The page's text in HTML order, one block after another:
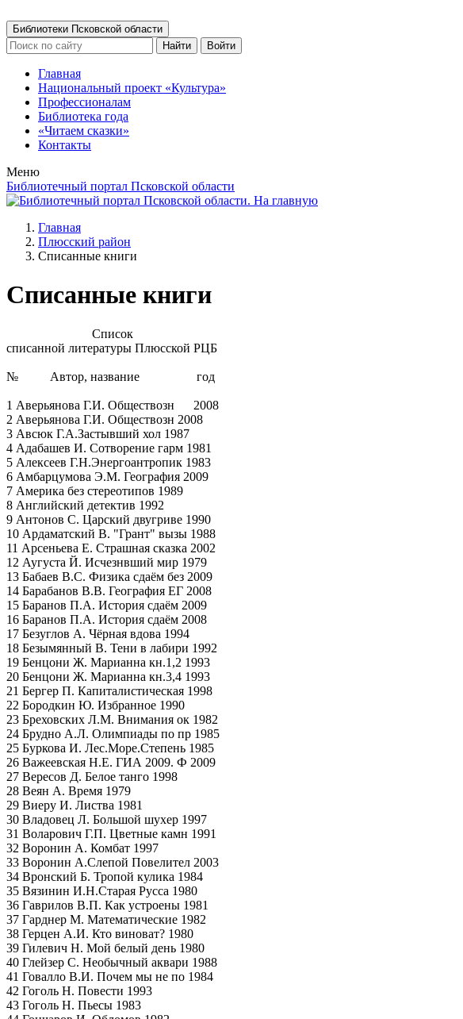
Библиотеки Псковской области
Найти
Войти
Главная
Национальный проект «Культура»
Профессионалам
Библиотека года
«Читаем сказки»
Контакты
Меню
Библиотечный портал Псковской области
Главная
Плюсский район
Списанные книги
Списанные книги
Список
списанной литературы Плюсской РЦБ
№ Автор, название год
1 Аверьянова Г.И. Обществозн 2008
2 Аверьянова Г.И. Обществозн 2008
3 Авсюк Г.А.Застывший хол 1987
4 Адабашев И. Сотворение гарм 1981
5 Алексеев Г.Н.Энергоантропик 1983
6 Амбарцумова Э.М. География 2009
7 Америка без стереотипов 1989
8 Английский детектив 1992
9 Антонов С. Царский двугриве 1990
10 Ардаматский В. "Грант" вызы 1988
11 Арсеньева Е. Страшная сказка 2002
12 Аугуста Й. Исчезнвший мир 1979
13 Бабаев В.С. Физика сдаём без 2009
14 Барабанов В.В. География ЕГ 2008
15 Баранов П.А. История сдаём 2009
16 Баранов П.А. История сдаём 2008
17 Безуглов А. Чёрная вдова 1994
18 Безымянный В. Тени в лабири 1992
19 Бенцони Ж. Марианна кн.1,2 1993
20 Бенцони Ж. Марианна кн.3,4 1993
21 Бергер П. Капиталистическая 1998
22 Бородкин Ю. Избранное 1990
23 Бреховских Л.М. Внимания ок 1982
24 Брудно А.Л. Олимпиады по пр 1985
25 Буркова И. Лес.Море.Степень 1985
26 Важеевская Н.Е. ГИА 2009. Ф 2009
27 Вересов Д. Белое танго 1998
28 Веян А. Время 1979
29 Виеру И. Листва 1981
30 Владовец Л. Большой шухер 1997
31 Воларович Г.П. Цветные камн 1991
32 Воронин А. Комбат 1997
33 Воронин А.Слепой Повелител 2003
34 Вронский Б. Тропой кулика 1984
35 Вязинин И.Н.Старая Русса 1980
36 Гаврилов В.П. Как устроены 1981
37 Гарднер М. Математические 1982
38 Герцен А.И. Кто виноват? 1980
39 Гилевич Н. Мой белый день 1980
40 Глейзер С. Необычный аквари 1988
41 Говалло В.И. Почем мы не по 1984
42 Гоголь Н. Повести 1993
43 Гоголь Н. Пьесы 1983